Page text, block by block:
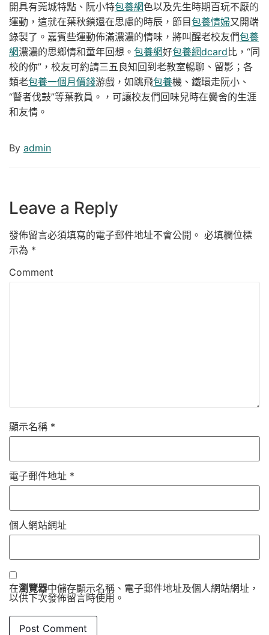
開具有莞城特點、阮小特包養網色以及先生時期百玩不厭的
運動，這就在葉秋鎖還在思慮的時辰，節目包養情婦又開端
錄製了。嘉賓些運動佈滿濃濃的情味，將叫醒老校友們包養
網濃濃的思鄉情和童年回想。 包養網好包養網dcard比，“同
校的你”，校友可約請三五良知回到老教室暢聊、留影；各
類老包養一個月價錢游戲，如跳飛包養機、鐵環走阮小、
“瞽者伐鼓”等葉教員。，可讓校友們回味兒時在黌舍的生涯
和友情。
By admin
Leave a Reply
發佈留言必須填寫的電子郵件地址不會公開。 必填欄位標
示為 *
Comment
顯示名稱 *
電子郵件地址 *
個人網站網址
在瀏覽器中儲存顯示名稱、電子郵件地址及個人網站網址，
以供下次發佈留言時使用。